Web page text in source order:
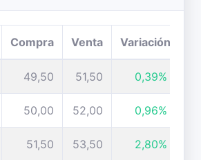
Compra Venta Variación
49,50 51,50 0,39%
50,00 52,00 0,96%
51,50 53,50 2,80%